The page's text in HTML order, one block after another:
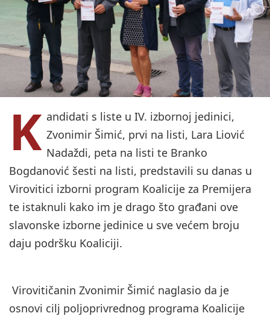
K andidati s liste u IV. izbornoj jedinici,
Zvonimir Šimić, prvi na listi, Lara Liović
Nadaždi, peta na listi te Branko
Bogdanović šesti na listi, predstavili su danas u
Virovitici izborni program Koalicije za Premijera
te istaknuli kako im je drago što građani ove
slavonske izborne jedinice u sve većem broju
daju podršku Koaliciji.
Virovitičanin Zvonimir Šimić naglasio da je
osnovi cilj poljoprivrednog programa Koalicije